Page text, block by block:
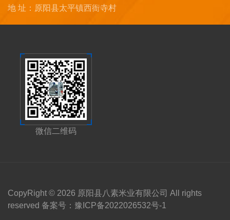
地 址：原阳县太平镇西衙寺村
微信二维码
CopyRight © 2026 原阳县八素米业有限公司 All rights
reserved 备案号： 豫ICP备2022026532号-1